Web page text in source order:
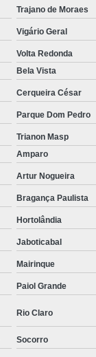
Trajano de Moraes
Vigário Geral
Volta Redonda
Bela Vista
Cerqueira César
Parque Dom Pedro
Trianon Masp
Amparo
Artur Nogueira
Bragança Paulista
Hortolândia
Jaboticabal
Mairinque
Paiol Grande
Rio Claro
Socorro